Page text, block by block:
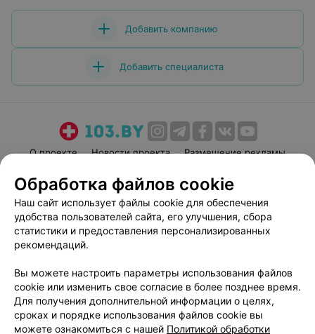
Добавить компанию
Добавить специалиста
О проекте Новости проекта
Размещение рекламы
Пользовательское соглашение
Способы оплаты
Вакансии
Партнеры
Написать руководителю 103.by
Персональные настройки cookie
Обработка персональных данных
Обработка файлов cookie
Наш сайт использует файлы cookie для обеспечения
удобства пользователей сайта, его улучшения, сбора
статистики и предоставления персонализированных
рекомендаций.
Вы можете настроить параметры использования файлов
cookie или изменить свое согласие в более позднее время.
Для получения дополнительной информации о целях,
сроках и порядке использования файлов cookie вы
можете ознакомиться с нашей Политикой обработки